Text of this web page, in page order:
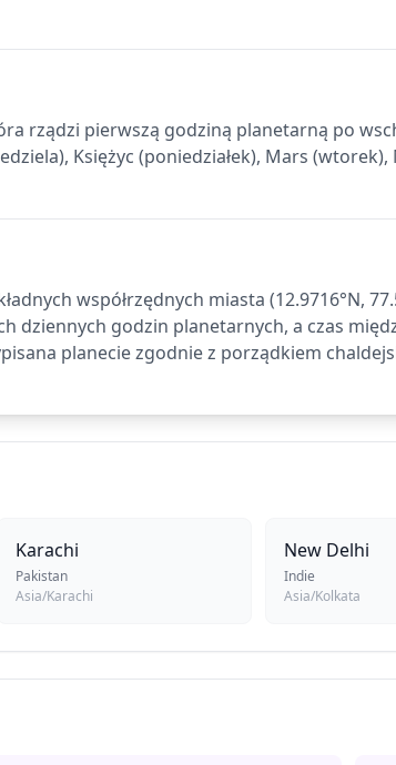
rządzi pierwszą godziną planetarną po
Księżyc (poniedziałek), Mars
współrzędnych miasta (12.9716°N,
dziennych godzin planetarnych, a czas
planecie zgodnie z porządkiem
Karachi
Pakistan
Asia/Karachi
New Delhi
Indie
Asia/Kolkata